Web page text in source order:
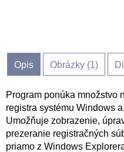
Opis Obrázky (1)
Program ponúka množstvo
registra systému Windows
Umožňuje zobrazenie,
prezeranie registračných
priamo z Windows